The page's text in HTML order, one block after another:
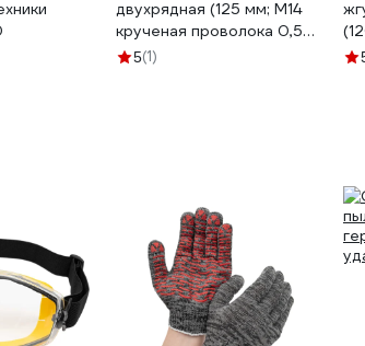
двухрядная (125 мм; М14
крученая проволока 0,5
мм) для УШМ MATRIX
5(1)